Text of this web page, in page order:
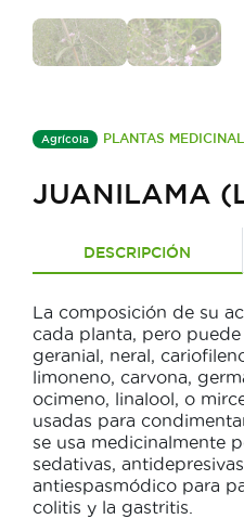
Agrícola PLANTAS
JUANILAMA
DESCRIPCIÓN
La composición de su
cada planta, pero
geranial, neral,
limoneno, carvona,
ocimeno, linalool, o
usadas para
se usa medicinalmente
sedativas,
antiespasmódico para
colitis y la gastritis.